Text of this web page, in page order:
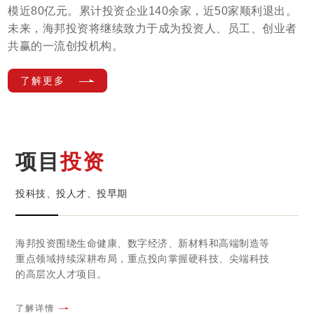
模近80亿元。累计投资企业140余家，近50家顺利退出。
未来，海邦投资将继续致力于成为投资人、员工、创业者
共赢的一流创投机构。
了解更 多
项目投资
投科技、投人才、投早期
海邦投资围绕生命健康、数字经济、新材料和高端制造等
重点领域持续深耕布局，重点投向掌握硬科技、尖端科技
的高层次人才项目。
了解详情